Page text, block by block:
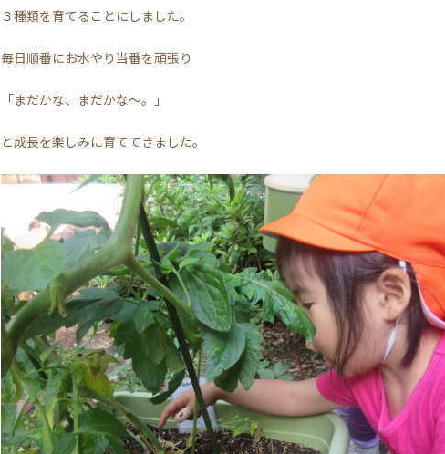
３種類を育てることにしました。
毎日順番にお水やり当番を頑張り
「まだかな、まだかな～。」
と成長を楽しみに育ててきました。